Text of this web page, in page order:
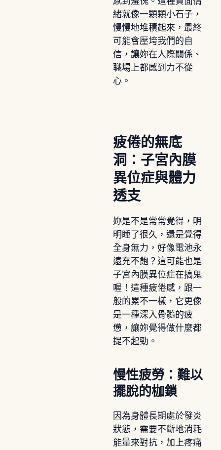
緒就像一顆顆小石子，
慢慢地堆積起來，最終
可能會壓垮我們的自
信，讓妳在人際關係、
職場上都感到力不從
心。
疲倦的無底
洞：子宮內膜
異位症與體力
透支
妳是不是常常覺得，明
明睡了很久，還是覺得
全身無力，好像電池永
遠充不飽？這可能也是
子宮內膜異位症在搞鬼
喔！這種疲倦感，跟一
般的累不一樣，它更像
是一種深入骨髓的疲
憊，讓妳覺得做什麼都
提不起勁。
慢性疲勞：難以
擺脫的枷鎖
因為身體長期處於發炎
狀態，需要不斷地消耗
能量來對抗，加上疼痛